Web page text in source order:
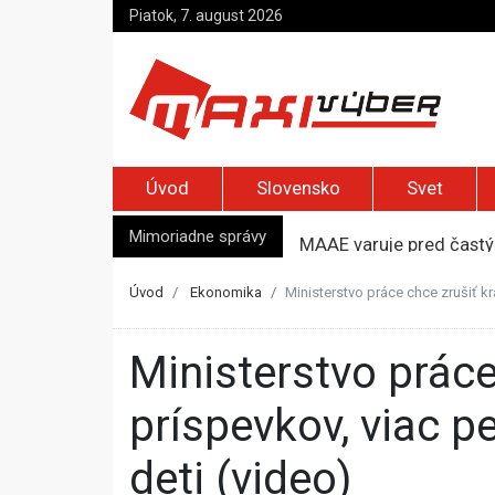
Piatok, 7. august 2026
Úvod Slovensko Svet
Mimoriadne správy
MAAE varuje pred
Jemenskí Húsíovia
Úvod Ekonomika Ministerstvo práce chce zrušiť
Ministerstvo práce chce zrušiť krátenie opatrovateľských
príspevkov, viac
deti (video)